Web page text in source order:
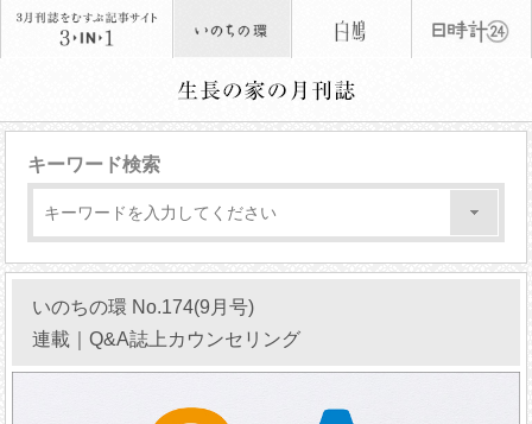
キーワード検索
いのちの環 No.174(9月号)
連載｜Q&A誌上カウンセリング